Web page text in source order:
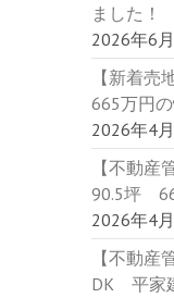
ました！
2026年6
【新着
665万円
2026年4
【不動
90.5坪
2026年4
【不動
DK 平家